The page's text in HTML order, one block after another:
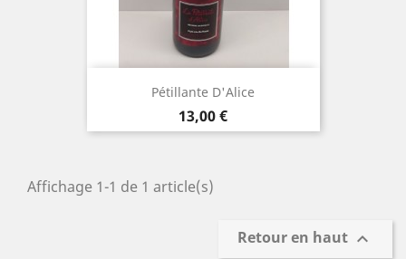
Pétillante D'Alice
Prix
13,00 €
Affichage 1-1 de 1 article(s)
Retour en haut 